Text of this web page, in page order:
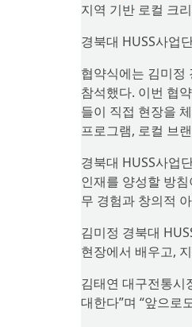
지역 기반 로컬 크
경북대 HUSS사업
협약식에는 김미정
참석했다. 이번 협
들이 직접 현장을
프로그램, 로컬 브
경북대 HUSS사업
인재를 양성할 방
무 경험과 창의적
김미정 경북대
현장에서 배우고,
김태연 대구전통시
대한다”며 “앞으로